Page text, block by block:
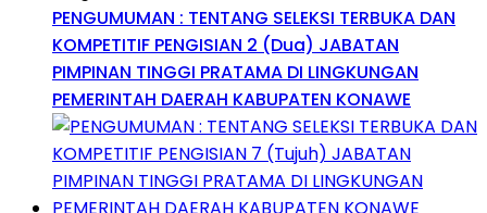
PENGUMUMAN : TENTANG SELEKSI TERBUKA DAN
KOMPETITIF PENGISIAN 2 (Dua) JABATAN
PIMPINAN TINGGI PRATAMA DI LINGKUNGAN
PEMERINTAH DAERAH KABUPATEN KONAWE